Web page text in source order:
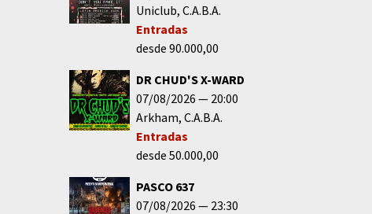
Uniclub C.A.B.A.
Entradas
desde 90.000,00
DR CHUD'S X-WARD
07/08/2026
20:00
Arkham C.A.B.A.
Entradas
desde 50.000,00
PASCO 637
07/08/2026
23:30